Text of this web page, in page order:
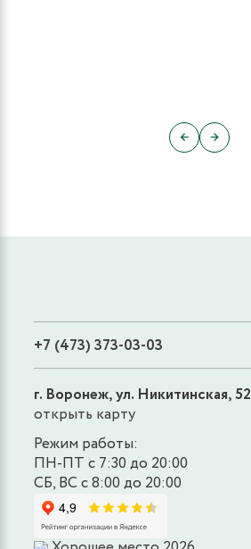
← →
+7 (473) 373-03-03
г. Воронеж, ул. Никитинская, 52
открыть карту
Режим работы:
ПН-ПТ с 7:30 до 20:00
СБ, ВС с 8:00 до 20:00